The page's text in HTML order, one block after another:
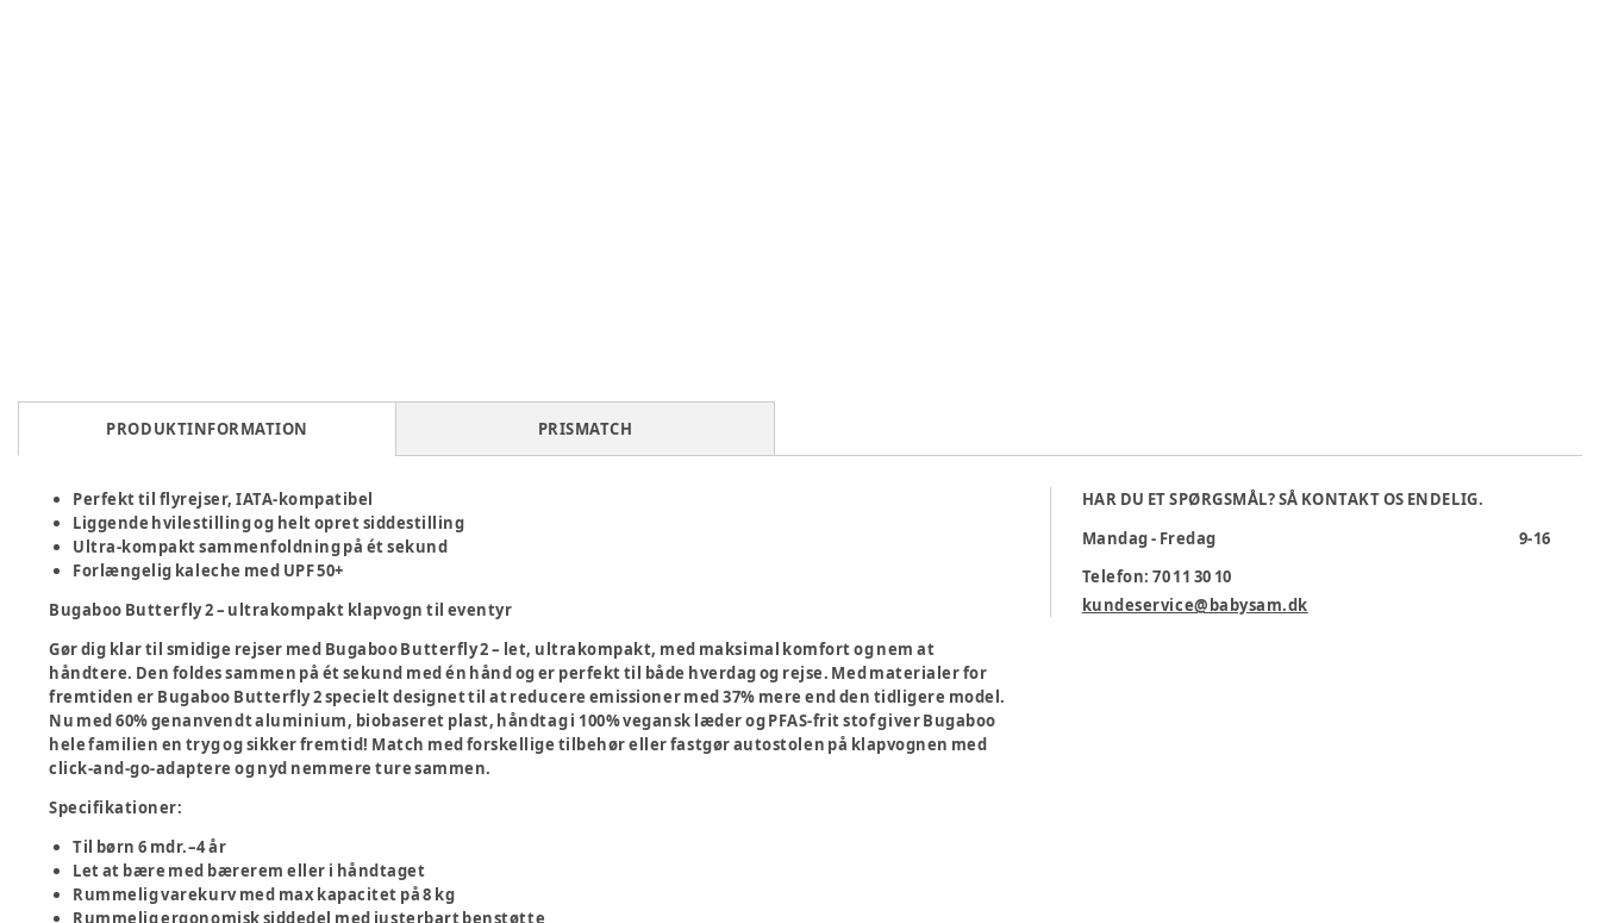
PRODUKTINFORMATION PRISMATCH
Perfekt til flyrejser, IATA-kompatibel
Liggende hvilestilling og helt opret siddestilling
Ultra-kompakt sammenfoldning på ét sekund
Forlængelig kaleche med UPF 50+
Bugaboo Butterfly 2 – ultrakompakt klapvogn til eventyr
Gør dig klar til smidige rejser med Bugaboo Butterfly 2 – let, ultrakompakt, med maksimal komfort og nem at
håndtere. Den foldes sammen på ét sekund med én hånd og er perfekt til både hverdag og rejse. Med materialer for
fremtiden er Bugaboo Butterfly 2 specielt designet til at reducere emissioner med 37% mere end den tidligere model.
Nu med 60% genanvendt aluminium, biobaseret plast, håndtag i 100% vegansk læder og PFAS-frit stof giver Bugaboo
hele familien en tryg og sikker fremtid! Match med forskellige tilbehør eller fastgør autostolen på klapvognen med
click-and-go-adaptere og nyd nemmere ture sammen.
Specifikationer:
Til børn 6 mdr.–4 år
Let at bære med bærerem eller i håndtaget
Rummelig varekurv med max kapacitet på 8 kg
Rummelig ergonomisk siddedel med justerbart benstøtte
HAR DU ET SPØRGSMÅL? SÅ KONTAKT OS ENDELIG.
Mandag - Fredag
9-16
Telefon: 70 11 30 10
kundeservice@babysam.dk